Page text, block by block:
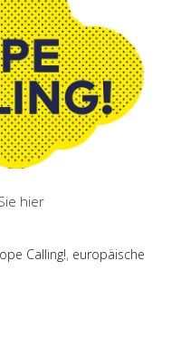
hier
Calling!, europäische